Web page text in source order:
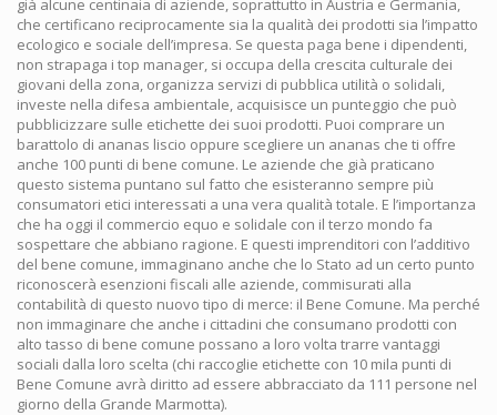
già alcune centinaia di aziende, soprattutto in Austria e Germania,
che certificano reciprocamente sia la qualità dei prodotti sia l’impatto
ecologico e sociale dell’impresa. Se questa paga bene i dipendenti,
non strapaga i top manager, si occupa della crescita culturale dei
giovani della zona, organizza servizi di pubblica utilità o solidali,
investe nella difesa ambientale, acquisisce un punteggio che può
pubblicizzare sulle etichette dei suoi prodotti. Puoi comprare un
barattolo di ananas liscio oppure scegliere un ananas che ti offre
anche 100 punti di bene comune. Le aziende che già praticano
questo sistema puntano sul fatto che esisteranno sempre più
consumatori etici interessati a una vera qualità totale. E l’importanza
che ha oggi il commercio equo e solidale con il terzo mondo fa
sospettare che abbiano ragione. E questi imprenditori con l’additivo
del bene comune, immaginano anche che lo Stato ad un certo punto
riconoscerà esenzioni fiscali alle aziende, commisurati alla
contabilità di questo nuovo tipo di merce: il Bene Comune. Ma perché
non immaginare che anche i cittadini che consumano prodotti con
alto tasso di bene comune possano a loro volta trarre vantaggi
sociali dalla loro scelta (chi raccoglie etichette con 10 mila punti di
Bene Comune avrà diritto ad essere abbracciato da 111 persone nel
giorno della Grande Marmotta).